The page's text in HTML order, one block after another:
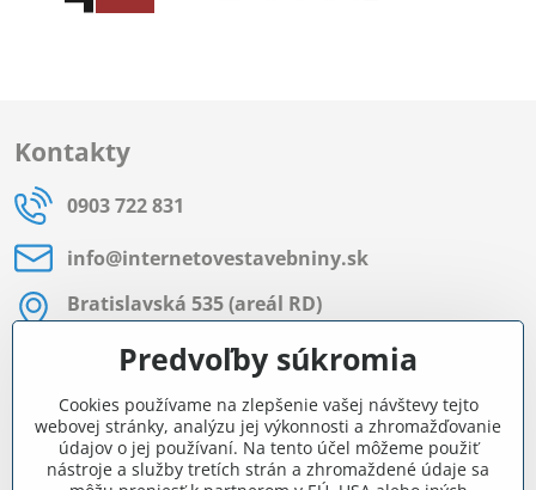
Kontakty
0903 722 831
info​@internetovestavebniny​.sk
Bratislavská 535 (areál RD)
Most pri Bratislave
Pon - Pia 8:00 - 11:30 a 12:15 - 15:30
Facebook
Predvoľby súkromia
Cookies používame na zlepšenie vašej návštevy tejto
webovej stránky, analýzu jej výkonnosti a zhromažďovanie
údajov o jej používaní. Na tento účel môžeme použiť
nástroje a služby tretích strán a zhromaždené údaje sa